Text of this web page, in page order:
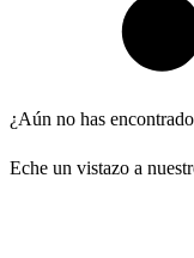
¿Aún no has
Eche un vistazo a